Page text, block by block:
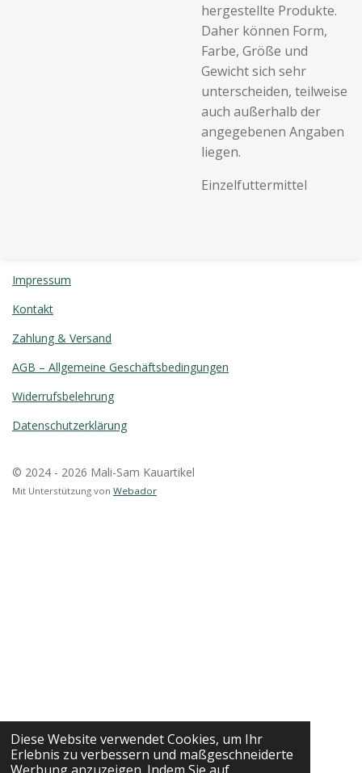
Diese Website verwendet Cookies, um Ihr
Erlebnis zu verbessern und maßgeschneiderte
hergestellte Produkte.
Daher können Form,
Farbe, Größe und
Gewicht sich sehr
unterscheiden, teilweise
auch außerhalb der
angegebenen Angaben
liegen.
Einzelfuttermittel
Impressum
Kontakt
Zahlung & Versand
AGB – Allgemeine Geschäftsbedingungen
Widerrufsbelehrung
Datenschutzerklärung
© 2024 - 2026 Mali-Sam Kauartikel
Mit Unterstützung von Webador